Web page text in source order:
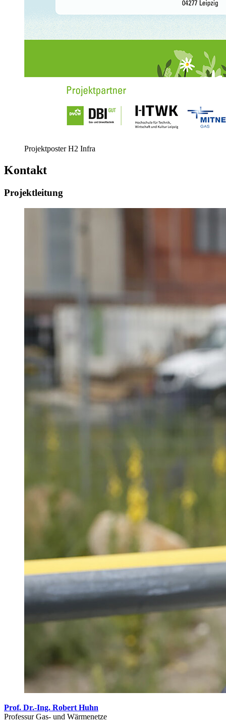
Projektposter H2 Infra
Kontakt
Projektleitung
Prof. Dr.-Ing. Robert Huhn
Professur Gas- und Wärmenetze